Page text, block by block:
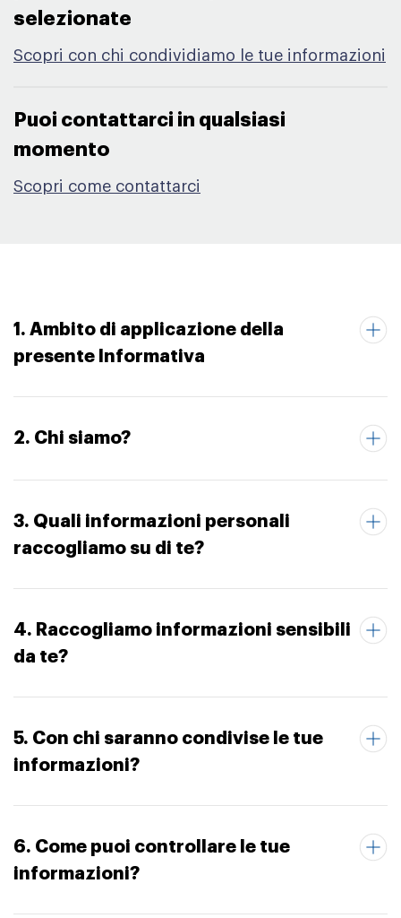
selezionate​
Scopri con chi condividiamo le tue informazioni
Puoi contattarci in qualsiasi
momento​
Scopri come contattarci
1. Ambito di applicazione della
presente Informativa
2. Chi siamo?
3. Quali informazioni personali
raccogliamo su di te?
4. Raccogliamo informazioni sensibili
da te?
5. Con chi saranno condivise le tue
informazioni?
6. Come puoi controllare le tue
informazioni?